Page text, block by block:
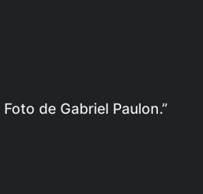
de Gabriel Paulon.”